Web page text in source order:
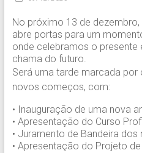
No próximo 13 de
abre portas para um
onde celebramos o presente
chama do futuro.
Será uma tarde marcada
novos começos, com:
• Inauguração de uma nova
• Apresentação do Curso
• Juramento de Bandeira
• Apresentação do Projeto